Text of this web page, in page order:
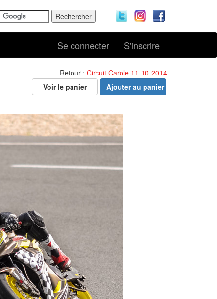
Se connecter S'inscrire
Retour : Circuit Carole 11-10-2014